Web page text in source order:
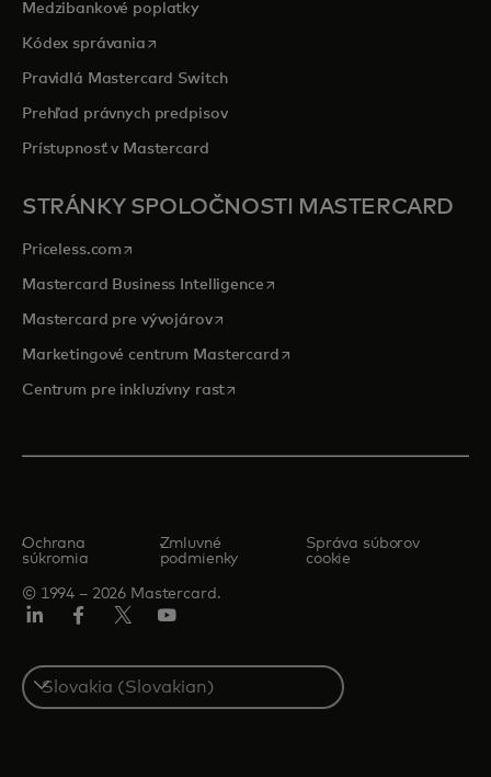
Medzibankové poplatky
Kódex správaniaopens in a new tab
Pravidlá Mastercard Switch
Prehľad právnych predpisov
Prístupnosť v Mastercard
STRÁNKY SPOLOČNOSTI MASTERCARD
Priceless.com opens in a new tab
Mastercard Business Intelligenceopens in a new tab
Mastercard pre vývojárovopens in a new tab
Marketingové centrum Mastercardopens in a new tab
Centrum pre inkluzívny rastopens in a new tab
© 1994 – 2026 Mastercard.
Ochrana
súkromia
Zmluvné
podmienky
Správa súborov
cookie
Select
a
country